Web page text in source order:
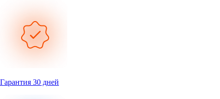
Гарантия 30 дней